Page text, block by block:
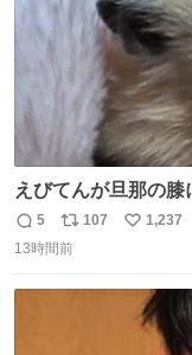
えびてんが旦那の
としている。 えび
込んだおやつを所定
返
信
5
リ
ポ
107
い
1,237
13時間前